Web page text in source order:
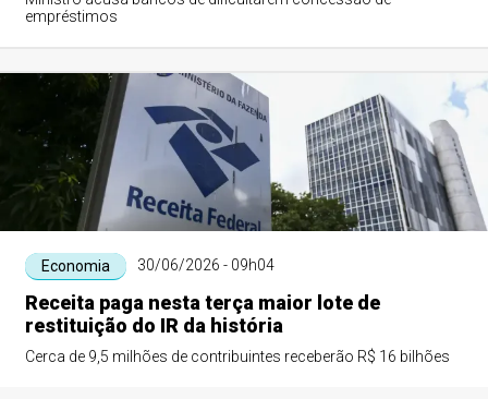
empréstimos
Economia 30/06/2026 - 09h04
Receita paga nesta terça maior lote de
restituição do IR da história
Cerca de 9,5 milhões de contribuintes receberão R$ 16 bilhões